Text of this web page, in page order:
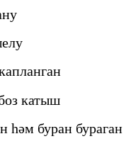
катыш
һәм буран бураган